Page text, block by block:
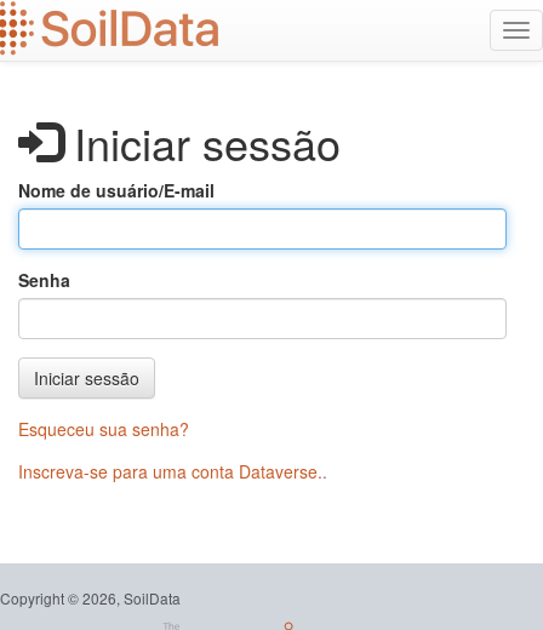
Ir
para
o
Iniciar sessão
Nome de usuário/E-mail
Senha
Iniciar sessão
Esqueceu sua senha?
Inscreva-se para uma conta Dataverse..
Copyright © 2026, SoilData